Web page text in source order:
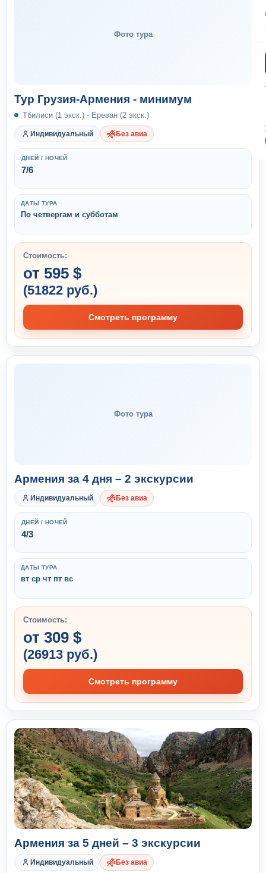
Фото тура
Тур Грузия-Армения - минимум
Тбилиси (1 экск.) - Ереван (2 экск.)
Индивидуальный Без авиа
ДНЕЙ / НОЧЕЙ
7/6
ДАТЫ ТУРА
По четвергам и субботам
Стоимость:
от 595 $
(51822 руб.)
Смотреть программу
Фото тура
Армения за 4 дня – 2 экскурсии
Индивидуальный Без авиа
ДНЕЙ / НОЧЕЙ
4/3
ДАТЫ ТУРА
вт ср чт пт вс
Стоимость:
от 309 $
(26913 руб.)
Смотреть программу
Армения за 5 дней – 3 экскурсии
Индивидуальный Без авиа